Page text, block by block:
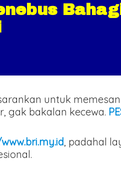
untuk
gak bakalan kecewa.
, padahal